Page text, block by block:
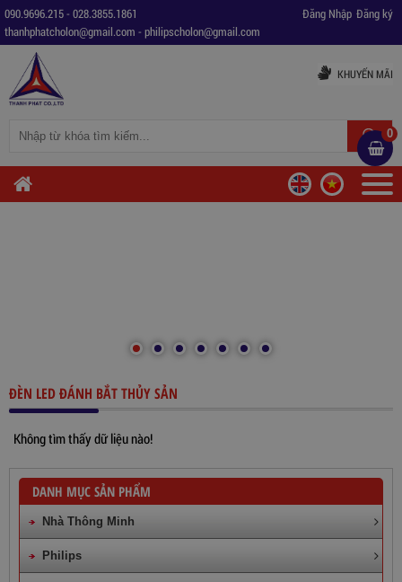
090.9696.215- 028.3855.1861
thanhphatcholon@gmail.com - philipscholon@gmail.com
Đăng ký
Đăng Nhập
KHUYẾN MÃI
0
ĐÈN LED ĐÁNH BẮT THỦY SẢN
Không tìm thấy dữ liệu nào!
DANH MỤC SẢN PHẨM
Nhà Thông Minh
Philips